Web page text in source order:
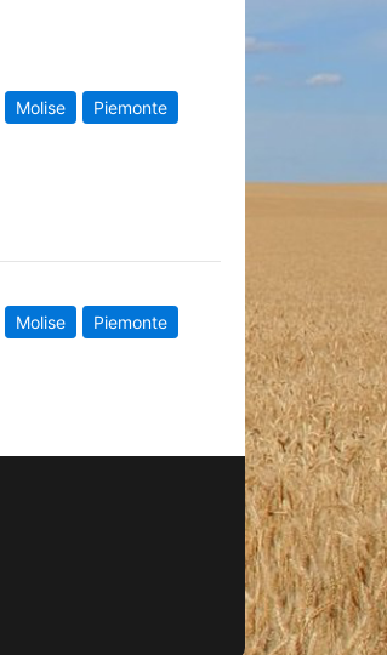
Molise
Piemonte
Molise
Piemonte